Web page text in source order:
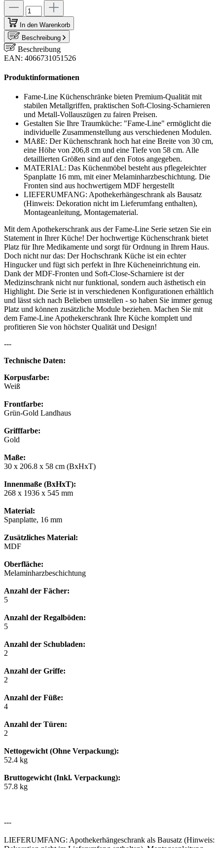
In den Warenkorb
Beschreibung
Beschreibung
EAN: 4066731051526
Produktinformationen
Fame-Line Küchenschränke bieten Premium-Qualität mit
stabilen Metallgriffen, praktischen Soft-Closing-Scharnieren
und Metall-Vollauszügen zu fairen Preisen.
Gestalten Sie Ihre Traumküche: "Fame-Line" ermöglicht die
individuelle Zusammenstellung aus verschiedenen Modulen.
MAßE: Der Küchenschrank hoch hat eine Breite von 30 cm,
eine Höhe von 206,8 cm und eine Tiefe von 58 cm. Alle
detaillierten Größen sind auf den Fotos angegeben.
MATERIAL: Das Küchenmöbel besteht aus pflegeleichter
Spanplatte 16 mm, mit einer Melaminharzbeschichtung. Die
Fronten sind aus hochwertigem MDF hergestellt
LIEFERUMFANG: Apothekerhängeschrank als Bausatz
(Hinweis: Dekoration nicht im Lieferumfang enthalten),
Montageanleitung, Montagematerial.
Mit dem Apothekerschrank aus der Fame-Line Serie setzen Sie ein
Statement in Ihrer Küche! Der hochwertige Küchenschrank bietet
Platz für Ihre Medikamente und sorgt für Ordnung in Ihrem Haus.
Doch nicht nur das: Der Hochschrank Küche ist ein echter
Hingucker und fügt sich perfekt in Ihre Kücheneinrichtung ein.
Dank der MDF-Fronten und Soft-Close-Scharniere ist der
Medizinschrank nicht nur funktional, sondern auch ästhetisch ein
Highlight. Die Serie ist in verschiedenen Konfigurationen erhältlich
und lässt sich nach Belieben umstellen - so haben Sie immer genug
Platz und können zusätzliche Module beziehen. Machen Sie mit
dem Fame-Line Apothekerschrank Ihre Küche komplett und
profitieren Sie von höchster Qualität und Design!
---
Technische Daten:
Korpusfarbe:
Weiß
Frontfarbe:
Grün-Gold Landhaus
Grifffarbe:
Gold
Maße:
30 x 206.8 x 58 cm (BxHxT)
Innenmaße (BxHxT):
268 x 1936 x 545 mm
Material:
Spanplatte, 16 mm
Zusätzliches Material:
MDF
Oberfläche:
Melaminharzbeschichtung
Anzahl der Fächer:
5
Anzahl der Regalböden:
5
Anzahl der Schubladen:
2
Anzahl der Griffe:
2
Anzahl der Füße:
4
Anzahl der Türen:
2
Nettogewicht (Ohne Verpackung):
52.4 kg
Bruttogewicht (Inkl. Verpackung):
57.8 kg
---
LIEFERUMFANG: Apothekerhängeschrank als Bausatz (Hinweis: